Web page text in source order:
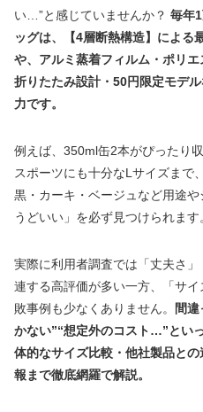
い…”と感じていませんか？ 毎年
ッグは、【4層断熱構造】による
や、アルミ蒸着フィルム・ポリエ
折りたたみ設計・50円限定モデ
力です。
例えば、350ml缶2本がぴったり
スポーツにも十分なLサイズまで
黒・カーキ・ベージュなど用途
うどいい」を必ず見つけられます
実際に利用者調査では「丈夫さ
連する高評価が多い一方、「サ
敗事例も少なくありません。
間
かない”“想定外のコスト…”とい
体的なサイズ比較・他社製品と
報まで徹底網羅で解説。